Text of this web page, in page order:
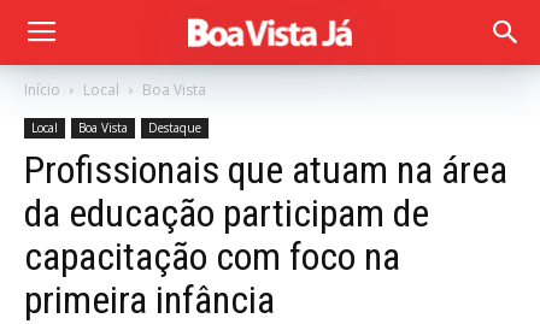
Início Local Boa Vista
Local Boa Vista Destaque
Profissionais que atuam na área
da educação participam de
capacitação com foco na
primeira infância